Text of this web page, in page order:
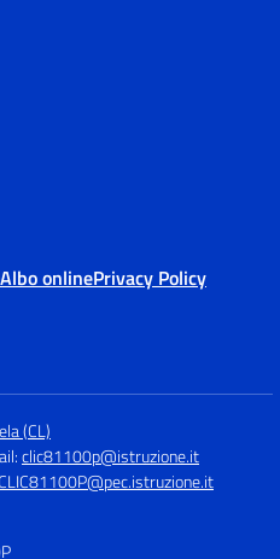
Albo onlinePrivacy Policy
(CL)
clic81100p@istruzione.it